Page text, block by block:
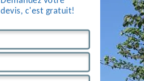
devis, c'est gratuit!